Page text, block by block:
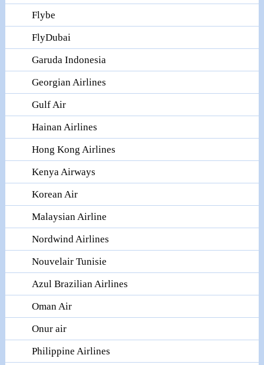
Flybe
FlyDubai
Garuda Indonesia
Georgian Airlines
Gulf Air
Hainan Airlines
Hong Kong Airlines
Kenya Airways
Korean Air
Malaysian Airline
Nordwind Airlines
Nouvelair Tunisie
Azul Brazilian Airlines
Oman Air
Onur air
Philippine Airlines